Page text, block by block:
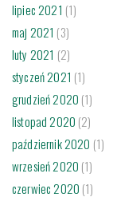
lipiec 2021 (1)
maj 2021 (3)
luty 2021 (2)
styczeń 2021 (1)
grudzień 2020 (1)
listopad 2020 (2)
październik 2020 (1)
wrzesień 2020 (1)
czerwiec 2020 (1)